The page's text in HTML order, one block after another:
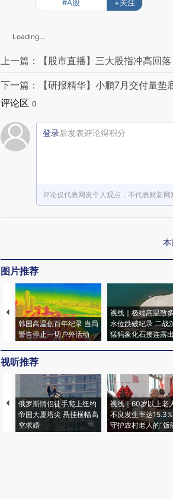
#A股 +关注
Loading...
上一篇：【股市直播】三大股指冲高回
下一篇：【研报精华】小鹏7月交付量垫
评论区 0
登录后发表评论得积分
评论仅代表网友个人观点，不代表财新网
本
图片推荐
韩国高温创百年纪录 当局
警告停止一切户外活动
视线｜极端高温致
水位跌破纪录 二战
猛犸象化石接连露出
视听推荐
俄罗斯情侣徒手爬上纽约
帝国大厦塔尖 悬挂横幅高
空求婚
视线｜60岁以上老
不良发生率达
守护农村老人的“饭